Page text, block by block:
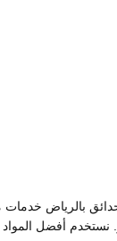
بالرياض خدمات
نستخدم أفضل